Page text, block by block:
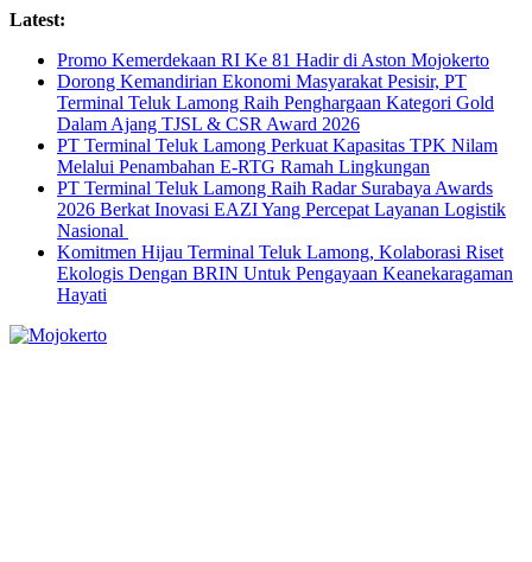
Skip
content
Latest:
Promo Kemerdekaan RI Ke 81 Hadir di Aston Mojokerto
Dorong Kemandirian Ekonomi Masyarakat Pesisir, PT
Terminal Teluk Lamong Raih Penghargaan Kategori Gold
Dalam Ajang TJSL & CSR Award 2026
PT Terminal Teluk Lamong Perkuat Kapasitas TPK Nilam
Melalui Penambahan E-RTG Ramah Lingkungan
PT Terminal Teluk Lamong Raih Radar Surabaya Awards
2026 Berkat Inovasi EAZI Yang Percepat Layanan Logistik
Nasional
Komitmen Hijau Terminal Teluk Lamong, Kolaborasi Riset
Ekologis Dengan BRIN Untuk Pengayaan Keanekaragaman
Hayati